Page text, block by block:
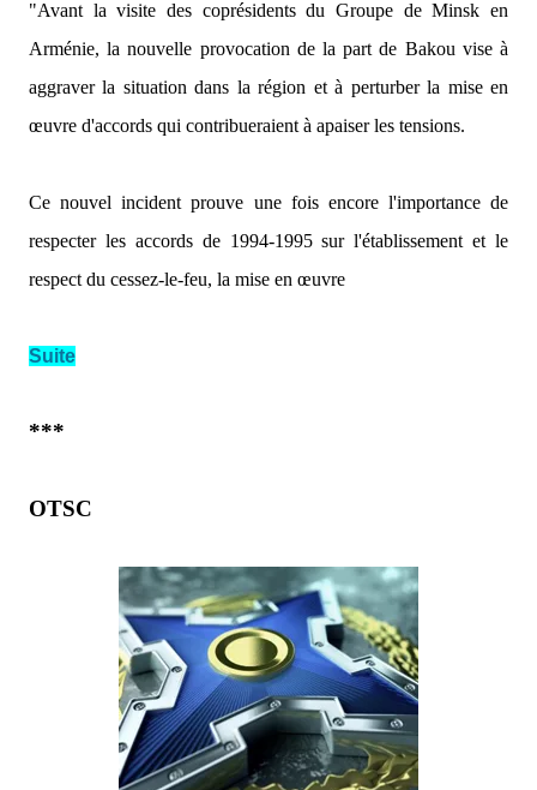
"Avant la visite des coprésidents du Groupe de Minsk en
Arménie, la nouvelle provocation de la part de Bakou vise à
aggraver la situation dans la région et à perturber la mise en
œuvre d'accords qui contribueraient à apaiser les tensions.
Ce nouvel incident prouve une fois encore l'importance de
respecter les accords de 1994-1995 sur l'établissement et le
respect du cessez-le-feu, la mise en œuvre
Suite
***
OTSC